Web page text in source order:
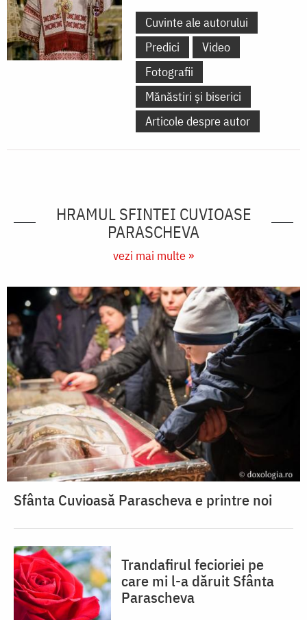
Cuvinte ale autorului
Predici
Video
Fotografii
Mănăstiri și biserici
Articole despre autor
HRAMUL SFINTEI CUVIOASE
PARASCHEVA
vezi mai multe »
Sfânta Cuvioasă Parascheva e printre noi
Trandafirul fecioriei pe
care mi l-a dăruit Sfânta
Parascheva